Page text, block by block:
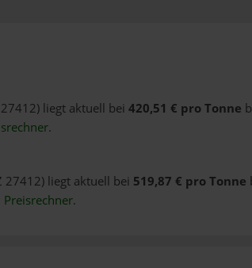
liegt aktuell bei 420,51 € pro Tonne
.
27412) liegt aktuell bei 519,87 € pro Tonne
Preisrechner.